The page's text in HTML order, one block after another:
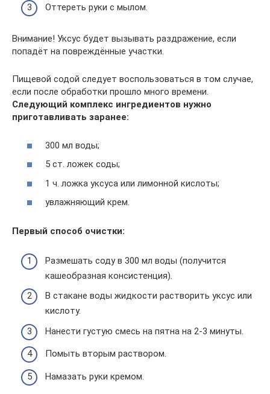
Оттереть руки с мылом.
Внимание! Уксус будет вызывать раздражение, если
попадёт на повреждённые участки.
Пищевой содой следует воспользоваться в том случае,
если после обработки прошло много времени.
Следующий комплекс ингредиентов нужно
приготавливать заранее:
300 мл воды;
5 ст. ложек соды;
1 ч. ложка уксуса или лимонной кислоты;
увлажняющий крем.
Первый способ очистки:
Размешать соду в 300 мл воды (получится
кашеобразная консистенция).
В стакане воды жидкости растворить уксус или
кислоту.
Нанести густую смесь на пятна на 2-3 минуты.
Помыть вторым раствором.
Намазать руки кремом.